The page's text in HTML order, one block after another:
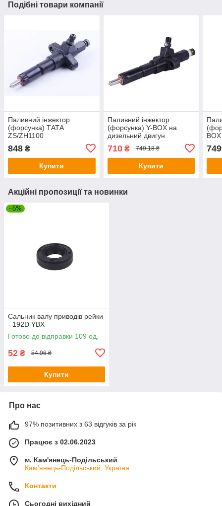
Подібні товари компанії
Паливний інжектор
(форсунка) ТАТА
ZS/ZH1100
848 ₴
Купити
Паливний інжектор
(форсунка) Y-BOX на
дизельний двигун
710₴ 749,18 ₴
Купити
BOX
749
Акційні пропозиції та новинки
–5%
Сальник валу приводів рейки
- 192D YBX
Готово до відправки 109 од.
52 ₴ 54,96 ₴
Купити
Про нас
97% позитивних з 63 відгуків за рік
Працює з 02.06.2023
м. Кам'янець-Подільський
Кам'янець-Подільський, Україна
Контакти
Сьогодні вихідний